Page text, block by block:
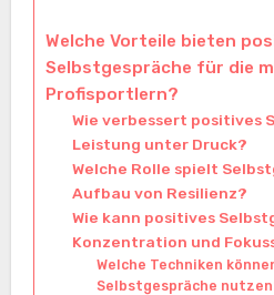
Welche Vorteile bieten
Selbstgespräche für die
Profisportlern?
Wie verbessert positives
Leistung unter Druck?
Welche Rolle spielt
Aufbau von Resilienz?
Wie kann positives
Konzentration und
Welche Techniken
Selbstgespräche